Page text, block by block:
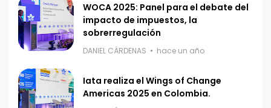
WOCA 2025: Panel para el debate del
impacto de impuestos, la
sobrerregulación
DANIEL CÁRDENAS hace un año
Iata realiza el Wings of Change
Americas 2025 en Colombia.